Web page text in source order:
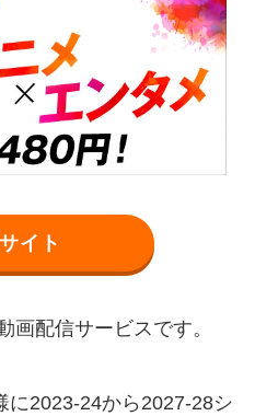
イト
画配信サービスです。
に2023-24から2027-28シ